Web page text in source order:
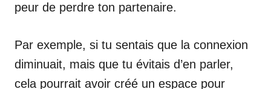
peur de perdre ton partenaire.
Par exemple, si tu sentais que la connexion
diminuait, mais que tu évitais d’en parler,
cela pourrait avoir créé un espace pour